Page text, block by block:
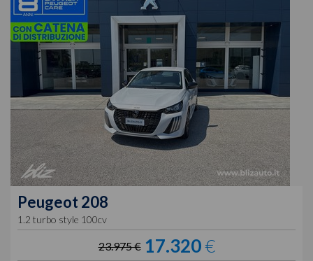
Peugeot 208
1.2 turbo style 100cv
23.975 € 17.320€